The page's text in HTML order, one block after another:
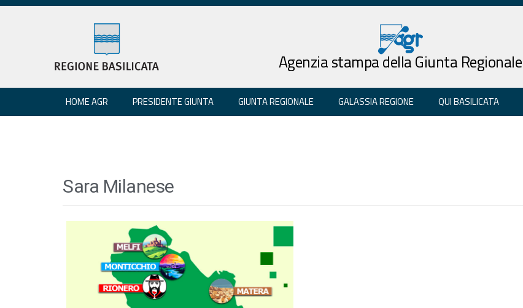
Agenzia stampa della Giunta Regionale
HOME AGR PRESIDENTE GIUNTA GIUNTA REGIONALE GALASSIA REGIONE QUI BASILICATA
Sara Milanese